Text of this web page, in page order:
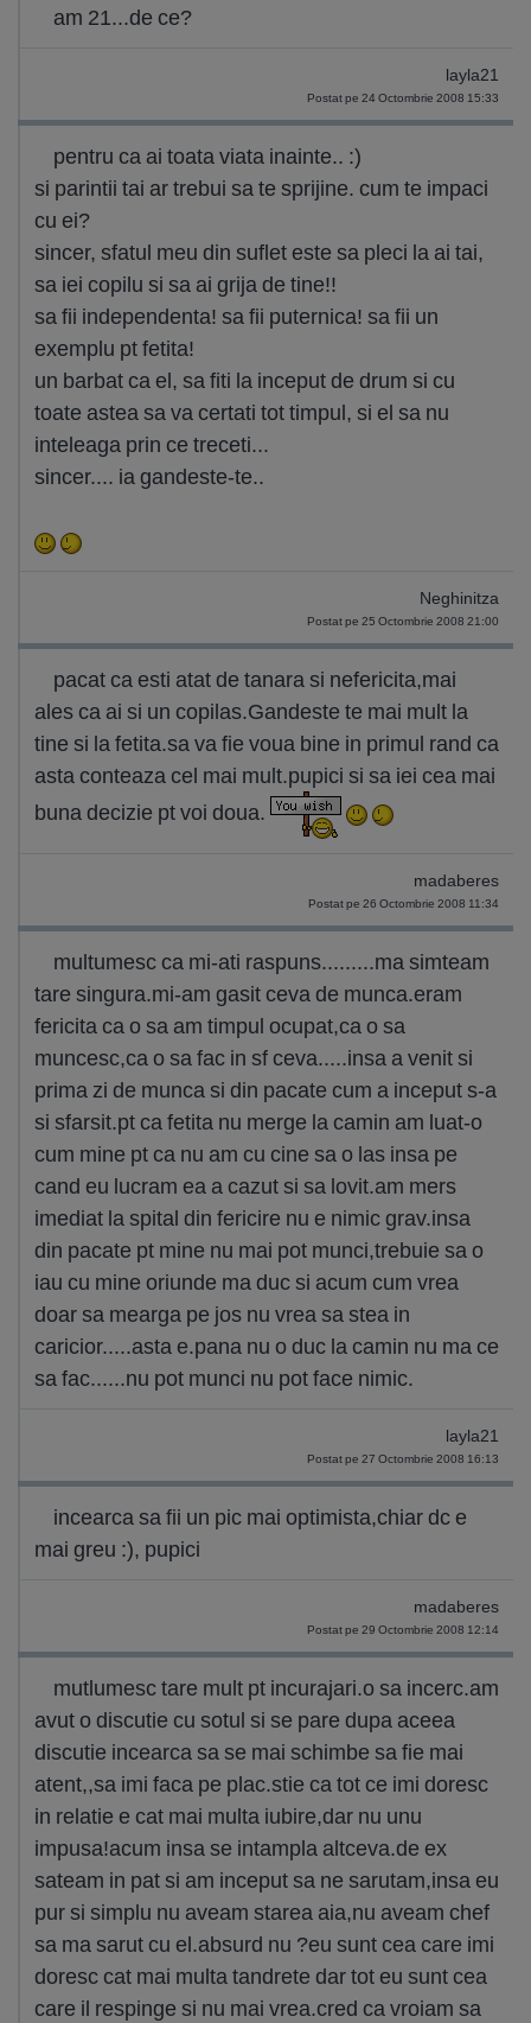
am 21...de ce?
layla21
Postat pe 24 Octombrie 2008 15:33
pentru ca ai toata viata inainte.. :)
si parintii tai ar trebui sa te sprijine. cum te impaci
cu ei?
sincer, sfatul meu din suflet este sa pleci la ai tai,
sa iei copilu si sa ai grija de tine!!
sa fii independenta! sa fii puternica! sa fii un
exemplu pt fetita!
un barbat ca el, sa fiti la inceput de drum si cu
toate astea sa va certati tot timpul, si el sa nu
inteleaga prin ce treceti...
sincer.... ia gandeste-te..
Neghinitza
Postat pe 25 Octombrie 2008 21:00
pacat ca esti atat de tanara si nefericita,mai
ales ca ai si un copilas.Gandeste te mai mult la
tine si la fetita.sa va fie voua bine in primul rand ca
asta conteaza cel mai mult.pupici si sa iei cea mai
buna decizie pt voi doua.
madaberes
Postat pe 26 Octombrie 2008 11:34
multumesc ca mi-ati raspuns.........ma simteam
tare singura.mi-am gasit ceva de munca.eram
fericita ca o sa am timpul ocupat,ca o sa
muncesc,ca o sa fac in sf ceva.....insa a venit si
prima zi de munca si din pacate cum a inceput s-a
si sfarsit.pt ca fetita nu merge la camin am luat-o
cum mine pt ca nu am cu cine sa o las insa pe
cand eu lucram ea a cazut si sa lovit.am mers
imediat la spital din fericire nu e nimic grav.insa
din pacate pt mine nu mai pot munci,trebuie sa o
iau cu mine oriunde ma duc si acum cum vrea
doar sa mearga pe jos nu vrea sa stea in
caricior.....asta e.pana nu o duc la camin nu ma ce
sa fac......nu pot munci nu pot face nimic.
layla21
Postat pe 27 Octombrie 2008 16:13
incearca sa fii un pic mai optimista,chiar dc e
mai greu :), pupici
madaberes
Postat pe 29 Octombrie 2008 12:14
mutlumesc tare mult pt incurajari.o sa incerc.am
avut o discutie cu sotul si se pare dupa aceea
discutie incearca sa se mai schimbe sa fie mai
atent,,sa imi faca pe plac.stie ca tot ce imi doresc
in relatie e cat mai multa iubire,dar nu unu
impusa!acum insa se intampla altceva.de ex
sateam in pat si am inceput sa ne sarutam,insa eu
pur si simplu nu aveam starea aia,nu aveam chef
sa ma sarut cu el.absurd nu ?eu sunt cea care imi
doresc cat mai multa tandrete dar tot eu sunt cea
care il respinge si nu mai vrea.cred ca vroiam sa